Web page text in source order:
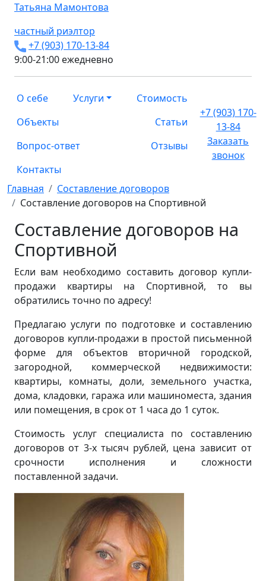
Татьяна Мамонтова
частный риэлтор
+7 (903) 170-13-84
9:00-21:00 ежедневно
О себе Услуги
Стоимость
Объекты
Статьи
Вопрос-ответ
Отзывы
Контакты
+7 (903) 170-
13-84
Заказать
звонок
Главная
Составление договоров
Составление договоров на Спортивной
Составление договоров на
Спортивной
Если вам необходимо составить договор купли-
продажи квартиры на Спортивной, то вы
обратились точно по адресу!
Предлагаю услуги по подготовке и составлению
договоров купли-продажи в простой письменной
форме для объектов вторичной городской,
загородной, коммерческой недвижимости:
квартиры, комнаты, доли, земельного участка,
дома, кладовки, гаража или машиноместа, здания
или помещения, в срок от 1 часа до 1 суток.
Стоимость услуг специалиста по составлению
договоров от 3-х тысяч рублей, цена зависит от
срочности исполнения и сложности
поставленной задачи.